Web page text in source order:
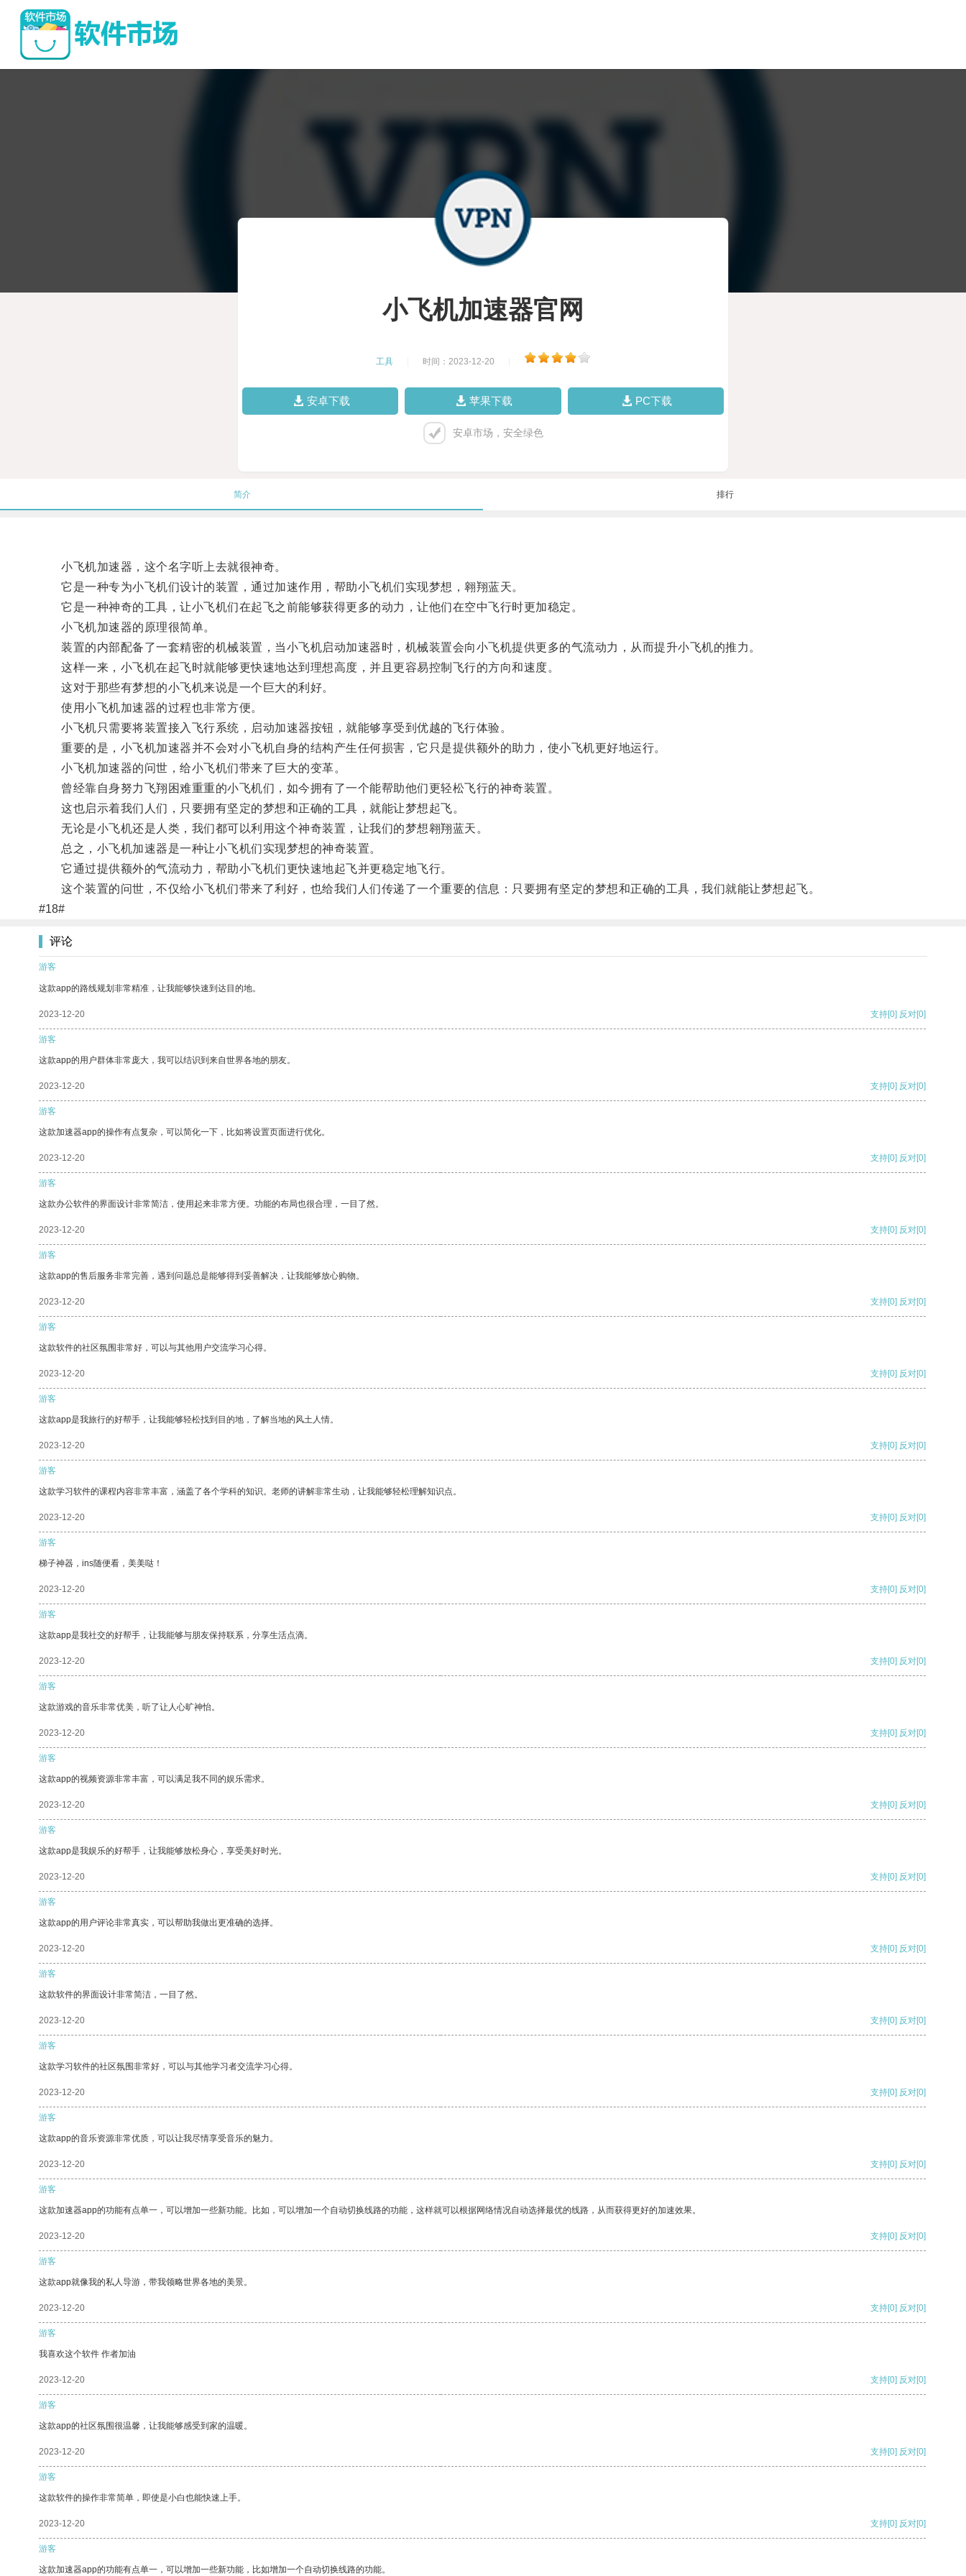
小飞机加速器官网
工具 时间：2023-12-20
安卓下载 苹果下载 PC下载
安卓市场，安全绿色
简介 排行
小飞机加速器，这个名字听上去就很神奇。
它是一种专为小飞机们设计的装置，通过加速作用，帮助小飞机们实现梦想，翱翔蓝天。
它是一种神奇的工具，让小飞机们在起飞之前能够获得更多的动力，让他们在空中飞行时更加稳定。
小飞机加速器的原理很简单。
装置的内部配备了一套精密的机械装置，当小飞机启动加速器时，机械装置会向小飞机提供更多的气流动力，从而提升小飞机的推力。
这样一来，小飞机在起飞时就能够更快速地达到理想高度，并且更容易控制飞行的方向和速度。
这对于那些有梦想的小飞机来说是一个巨大的利好。
使用小飞机加速器的过程也非常方便。
小飞机只需要将装置接入飞行系统，启动加速器按钮，就能够享受到优越的飞行体验。
重要的是，小飞机加速器并不会对小飞机自身的结构产生任何损害，它只是提供额外的助力，使小飞机更好地运行。
小飞机加速器的问世，给小飞机们带来了巨大的变革。
曾经靠自身努力飞翔困难重重的小飞机们，如今拥有了一个能帮助他们更轻松飞行的神奇装置。
这也启示着我们人们，只要拥有坚定的梦想和正确的工具，就能让梦想起飞。
无论是小飞机还是人类，我们都可以利用这个神奇装置，让我们的梦想翱翔蓝天。
总之，小飞机加速器是一种让小飞机们实现梦想的神奇装置。
它通过提供额外的气流动力，帮助小飞机们更快速地起飞并更稳定地飞行。
这个装置的问世，不仅给小飞机们带来了利好，也给我们人们传递了一个重要的信息：只要拥有坚定的梦想和正确的工具，我们就能让梦想起飞。
#18#
评论
游客
这款app的路线规划非常精准，让我能够快速到达目的地。
2023-12-20 支持[0] 反对[0]
游客
这款app的用户群体非常庞大，我可以结识到来自世界各地的朋友。
2023-12-20 支持[0] 反对[0]
游客
这款加速器app的操作有点复杂，可以简化一下，比如将设置页面进行优化。
2023-12-20 支持[0] 反对[0]
游客
这款办公软件的界面设计非常简洁，使用起来非常方便。功能的布局也很合理，一目了然。
2023-12-20 支持[0] 反对[0]
游客
这款app的售后服务非常完善，遇到问题总是能够得到妥善解决，让我能够放心购物。
2023-12-20 支持[0] 反对[0]
游客
这款软件的社区氛围非常好，可以与其他用户交流学习心得。
2023-12-20 支持[0] 反对[0]
游客
这款app是我旅行的好帮手，让我能够轻松找到目的地，了解当地的风土人情。
2023-12-20 支持[0] 反对[0]
游客
这款学习软件的课程内容非常丰富，涵盖了各个学科的知识。老师的讲解非常生动，让我能够轻松理解知识点。
2023-12-20 支持[0] 反对[0]
游客
梯子神器，ins随便看，美美哒！
2023-12-20 支持[0] 反对[0]
游客
这款app是我社交的好帮手，让我能够与朋友保持联系，分享生活点滴。
2023-12-20 支持[0] 反对[0]
游客
这款游戏的音乐非常优美，听了让人心旷神怡。
2023-12-20 支持[0] 反对[0]
游客
这款app的视频资源非常丰富，可以满足我不同的娱乐需求。
2023-12-20 支持[0] 反对[0]
游客
这款app是我娱乐的好帮手，让我能够放松身心，享受美好时光。
2023-12-20 支持[0] 反对[0]
游客
这款app的用户评论非常真实，可以帮助我做出更准确的选择。
2023-12-20 支持[0] 反对[0]
游客
这款软件的界面设计非常简洁，一目了然。
2023-12-20 支持[0] 反对[0]
游客
这款学习软件的社区氛围非常好，可以与其他学习者交流学习心得。
2023-12-20 支持[0] 反对[0]
游客
这款app的音乐资源非常优质，可以让我尽情享受音乐的魅力。
2023-12-20 支持[0] 反对[0]
游客
这款加速器app的功能有点单一，可以增加一些新功能。比如，可以增加一个自动切换线路的功能，这样就可以根据网络情况自动选择最优的线路，从而获得更好的加速效果。
2023-12-20 支持[0] 反对[0]
游客
这款app就像我的私人导游，带我领略世界各地的美景。
2023-12-20 支持[0] 反对[0]
游客
我喜欢这个软件 作者加油
2023-12-20 支持[0] 反对[0]
游客
这款app的社区氛围很温馨，让我能够感受到家的温暖。
2023-12-20 支持[0] 反对[0]
游客
这款软件的操作非常简单，即使是小白也能快速上手。
2023-12-20 支持[0] 反对[0]
游客
这款加速器app的功能有点单一，可以增加一些新功能，比如增加一个自动切换线路的功能。